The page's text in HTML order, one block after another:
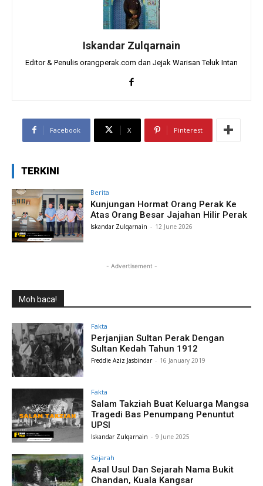
Iskandar Zulqarnain
Editor & Penulis orangperak.com dan Jejak Warisan Teluk Intan
Facebook X Pinterest
TERKINI
Berita
Kunjungan Hormat Orang Perak Ke
Atas Orang Besar Jajahan Hilir Perak
Iskandar Zulqarnain - 12 June 2026
- Advertisement -
Moh baca!
Fakta
Perjanjian Sultan Perak Dengan
Sultan Kedah Tahun 1912
Freddie Aziz Jasbindar - 16 January 2019
Fakta
Salam Takziah Buat Keluarga Mangsa
Tragedi Bas Penumpang Penuntut
UPSI
Iskandar Zulqarnain - 9 June 2025
Sejarah
Asal Usul Dan Sejarah Nama Bukit
Chandan, Kuala Kangsar